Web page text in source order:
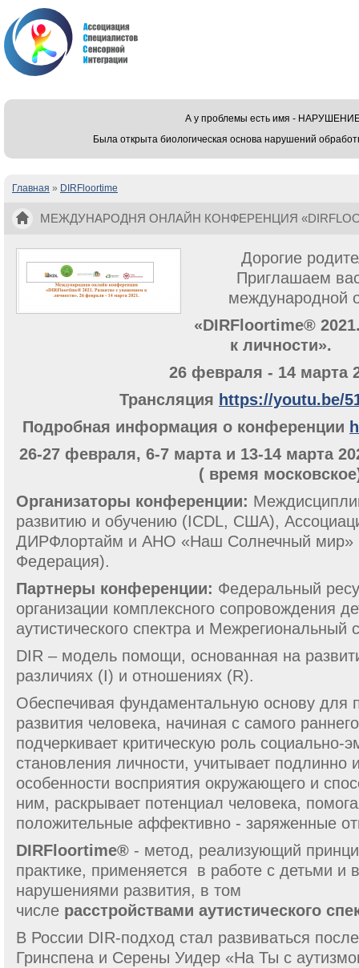
А у проблемы есть имя -
Была открыта биологическая основа нарушений
Вы здесь
Главная » DIRFloortime
МЕЖДУНАРОДНЯ ОНЛАЙН КОНФЕРЕНЦИЯ
Дорогие
Приглашаем
международной
«DIRFloortime®
к личности».
26 февраля - 14 марта
Трансляция https://youtu.be/
Подробная информация о конференции
26-27 февраля, 6-7 марта и 13-14 марта
( время
Организаторы конференции:
развитию и обучению (ICDL, США),
ДИРФлортайм и АНО «Наш Солнечный мир»
Федерация).
Партнеры конференции: Федеральный
организации комплексного сопровождения
аутистического спектра и Межрегиональный
DIR – модель помощи, основанная на
различиях (I) и отношениях (R).
Обеспечивая фундаментальную основу для
развития человека, начиная с самого
подчеркивает критическую роль социально-
становления личности, учитывает подлинно
особенности восприятия окружающего и
ним, раскрывает потенциал человека,
положительные аффективно - заряженные
DIRFloortime® - метод, реализующий
практике, применяется в работе с детьми и
нарушениями развития, в том
числе расстройствами аутистического
В России DIR-подход стал развиваться
Гринспена и Серены Уидер «На Ты с